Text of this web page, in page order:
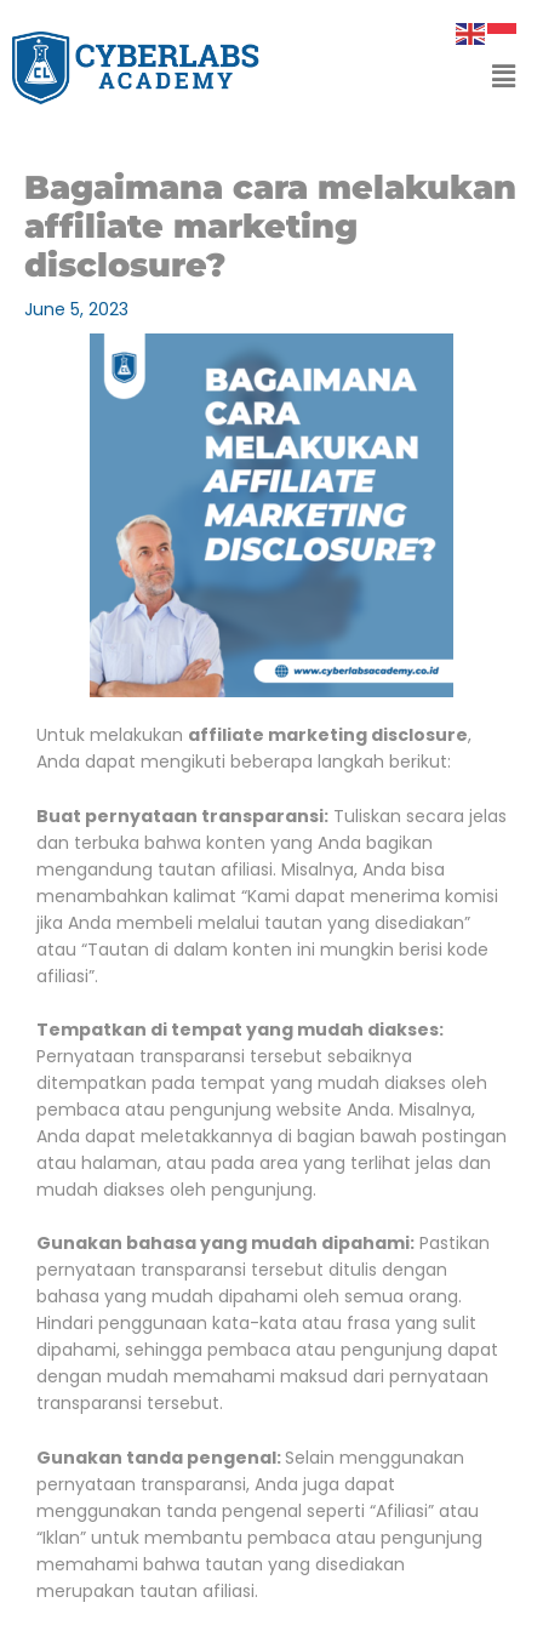
to
content
Bagaimana cara melakukan
affiliate marketing
disclosure?
June 5, 2023
Untuk melakukan affiliate marketing disclosure,
Anda dapat mengikuti beberapa langkah berikut:
Buat pernyataan transparansi: Tuliskan secara jelas
dan terbuka bahwa konten yang Anda bagikan
mengandung tautan afiliasi. Misalnya, Anda bisa
menambahkan kalimat “Kami dapat menerima komisi
jika Anda membeli melalui tautan yang disediakan”
atau “Tautan di dalam konten ini mungkin berisi kode
afiliasi”.
Tempatkan di tempat yang mudah diakses:
Pernyataan transparansi tersebut sebaiknya
ditempatkan pada tempat yang mudah diakses oleh
pembaca atau pengunjung website Anda. Misalnya,
Anda dapat meletakkannya di bagian bawah postingan
atau halaman, atau pada area yang terlihat jelas dan
mudah diakses oleh pengunjung.
Gunakan bahasa yang mudah dipahami: Pastikan
pernyataan transparansi tersebut ditulis dengan
bahasa yang mudah dipahami oleh semua orang.
Hindari penggunaan kata-kata atau frasa yang sulit
dipahami, sehingga pembaca atau pengunjung dapat
dengan mudah memahami maksud dari pernyataan
transparansi tersebut.
Gunakan tanda pengenal: Selain menggunakan
pernyataan transparansi, Anda juga dapat
menggunakan tanda pengenal seperti “Afiliasi” atau
“Iklan” untuk membantu pembaca atau pengunjung
memahami bahwa tautan yang disediakan
merupakan tautan afiliasi.